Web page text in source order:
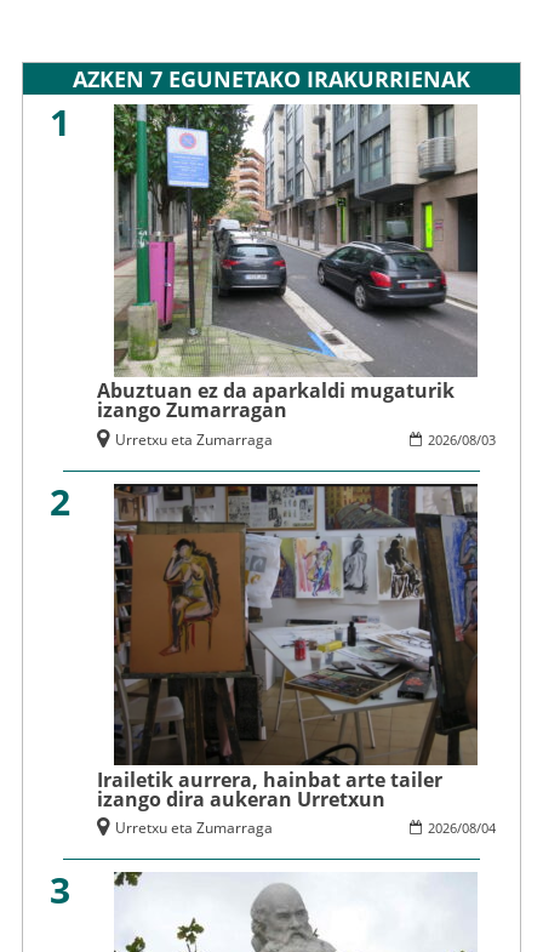
AZKEN 7 EGUNETAKO IRAKURRIENAK
1
Abuztuan ez da aparkaldi mugaturik
izango Zumarragan
2026/08/03
Urretxu eta Zumarraga
2
Irailetik aurrera, hainbat arte tailer
izango dira aukeran Urretxun
2026/08/04
Urretxu eta Zumarraga
3